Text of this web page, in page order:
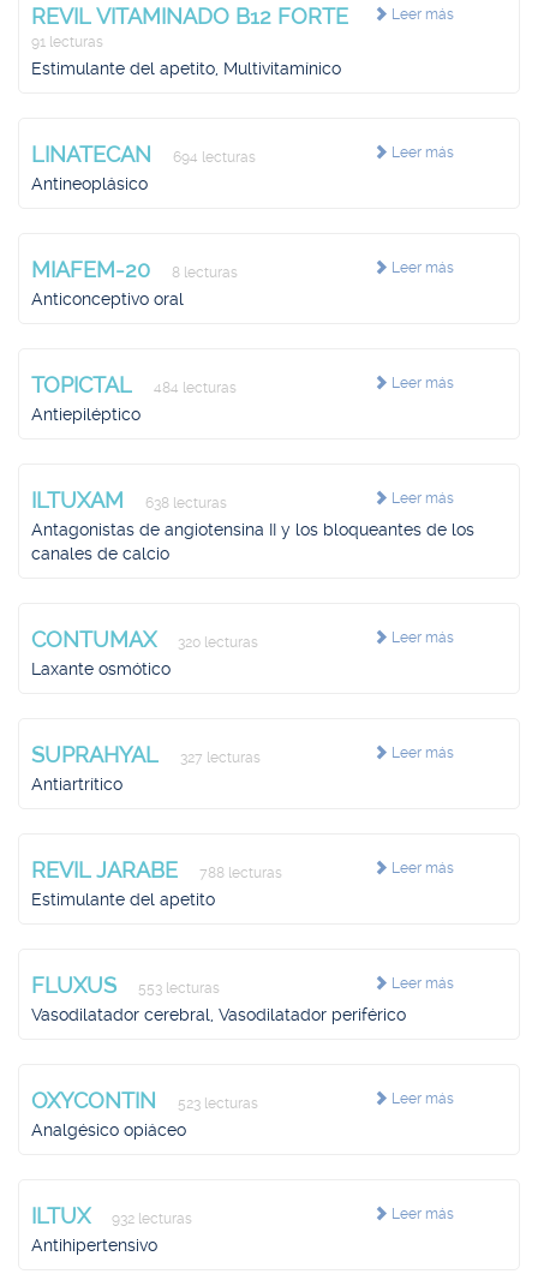
Leer más
REVIL VITAMINADO B12 FORTE
91 lecturas
Estimulante del apetito, Multivitamínico
Leer más
LINATECAN 694 lecturas
Antineoplásico
Leer más
MIAFEM-20 8 lecturas
Anticonceptivo oral
Leer más
TOPICTAL 484 lecturas
Antiepiléptico
Leer más
ILTUXAM 638 lecturas
Antagonistas de angiotensina II y los bloqueantes de los
canales de calcio
Leer más
CONTUMAX 320 lecturas
Laxante osmótico
Leer más
SUPRAHYAL 327 lecturas
Antiartrítico
Leer más
REVIL JARABE 788 lecturas
Estimulante del apetito
Leer más
FLUXUS 553 lecturas
Vasodilatador cerebral, Vasodilatador periférico
Leer más
OXYCONTIN 523 lecturas
Analgésico opiáceo
Leer más
ILTUX 932 lecturas
Antihipertensivo